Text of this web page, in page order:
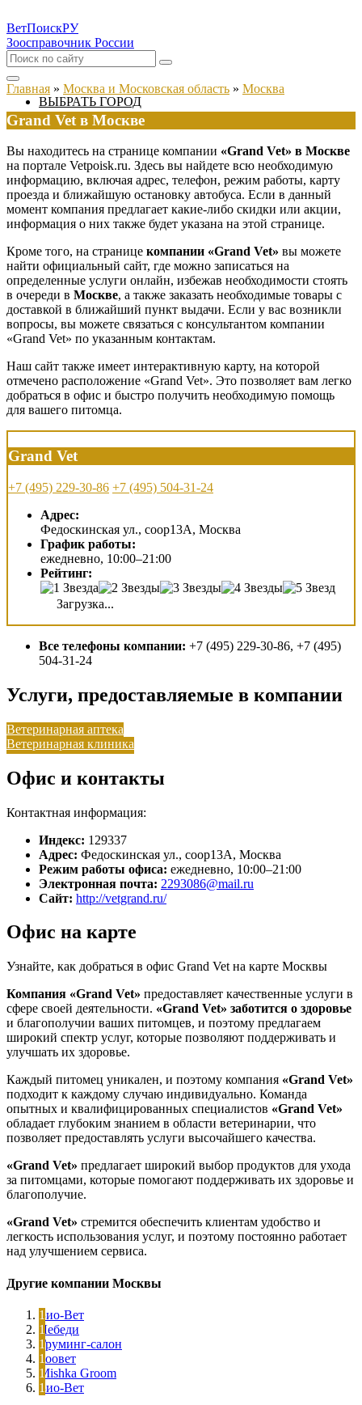
ВетПоискРУ
Зоосправочник России
ВЫБРАТЬ ГОРОД
Главная » Москва и Московская область » Москва
Grand Vet в Москве
Вы находитесь на странице компании «Grand Vet» в Москве
на портале Vetpoisk.ru. Здесь вы найдете всю необходимую
информацию, включая адрес, телефон, режим работы, карту
проезда и ближайшую остановку автобуса. Если в данный
момент компания предлагает какие-либо скидки или акции,
информация о них также будет указана на этой странице.
Кроме того, на странице компании «Grand Vet» вы можете
найти официальный сайт, где можно записаться на
определенные услуги онлайн, избежав необходимости стоять
в очереди в Москве, а также заказать необходимые товары с
доставкой в ближайший пункт выдачи. Если у вас возникли
вопросы, вы можете связаться с консультантом компании
«Grand Vet» по указанным контактам.
Наш сайт также имеет интерактивную карту, на которой
отмечено расположение «Grand Vet». Это позволяет вам легко
добраться в офис и быстро получить необходимую помощь
для вашего питомца.
Grand Vet
+7 (495) 229-30-86 +7 (495) 504-31-24
Адрес:
Федоскинская ул., соор13А, Москва
График работы:
ежедневно, 10:00–21:00
Рейтинг:
Загрузка...
Все телефоны компании: +7 (495) 229-30-86, +7 (495)
504-31-24
Услуги, предоставляемые в компании
Ветеринарная аптека
Ветеринарная клиника
Офис и контакты
Контактная информация:
Индекс: 129337
Адрес: Федоскинская ул., соор13А, Москва
Режим работы офиса: ежедневно, 10:00–21:00
Электронная почта: 2293086@mail.ru
Сайт: http://vetgrand.ru/
Офис на карте
Узнайте, как добраться в офис Grand Vet на карте Москвы
Компания «Grand Vet» предоставляет качественные услуги в
сфере своей деятельности. «Grand Vet» заботится о здоровье
и благополучии ваших питомцев, и поэтому предлагаем
широкий спектр услуг, которые позволяют поддерживать и
улучшать их здоровье.
Каждый питомец уникален, и поэтому компания «Grand Vet»
подходит к каждому случаю индивидуально. Команда
опытных и квалифицированных специалистов «Grand Vet»
обладает глубоким знанием в области ветеринарии, что
позволяет предоставлять услуги высочайшего качества.
«Grand Vet» предлагает широкий выбор продуктов для ухода
за питомцами, которые помогают поддерживать их здоровье и
благополучие.
«Grand Vet» стремится обеспечить клиентам удобство и
легкость использования услуг, и поэтому постоянно работает
над улучшением сервиса.
Другие компании Москвы
Био-Вет
Лебеди
Груминг-салон
Зоовет
Mishka Groom
Био-Вет